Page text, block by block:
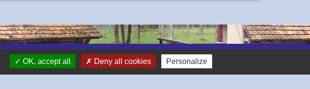
OK, accept all Deny all cookies Personalize